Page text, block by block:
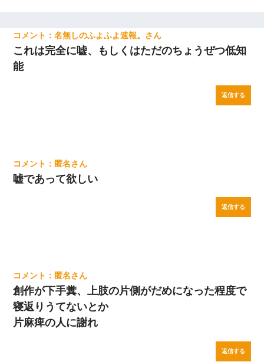
名無しのふよふよ速報。
これは完全に嘘、もしくはただのちょうぜつ低知
能
返信する
匿名
嘘であって欲しい
返信する
匿名
創作が下手糞、上肢の片側がだめになった程度で
寝返りうてないとか
片麻痺の人に謝れ
返信する